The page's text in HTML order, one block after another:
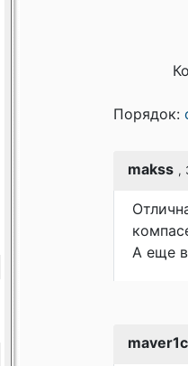
Порядок:
makss ,
А еще